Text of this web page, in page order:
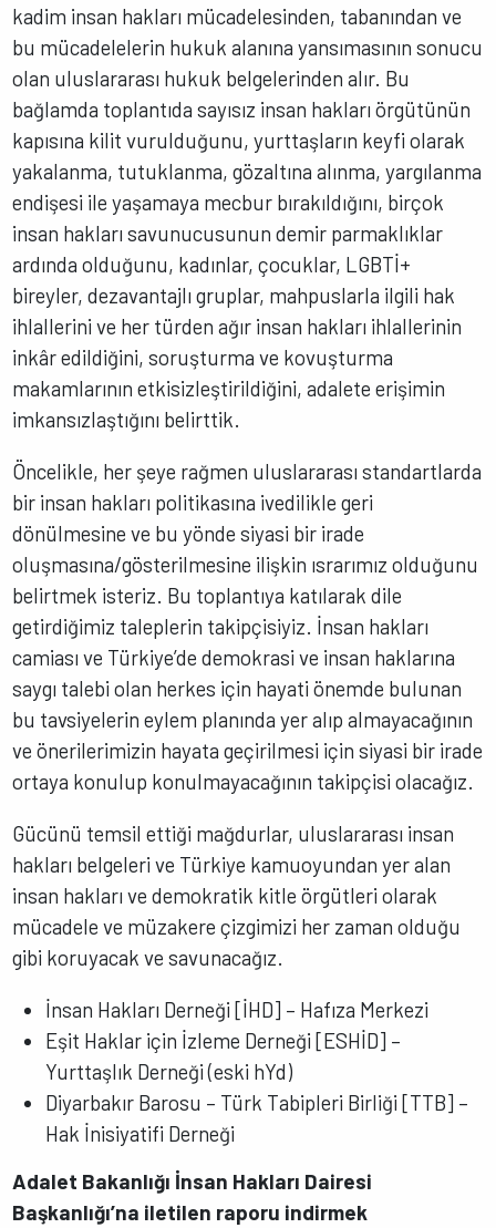
kadim insan hakları mücadelesinden, tabanından ve
bu mücadelelerin hukuk alanına yansımasının sonucu
olan uluslararası hukuk belgelerinden alır. Bu
bağlamda toplantıda sayısız insan hakları örgütünün
kapısına kilit vurulduğunu, yurttaşların keyfi olarak
yakalanma, tutuklanma, gözaltına alınma, yargılanma
endişesi ile yaşamaya mecbur bırakıldığını, birçok
insan hakları savunucusunun demir parmaklıklar
ardında olduğunu, kadınlar, çocuklar, LGBTİ+
bireyler, dezavantajlı gruplar, mahpuslarla ilgili hak
ihlallerini ve her türden ağır insan hakları ihlallerinin
inkâr edildiğini, soruşturma ve kovuşturma
makamlarının etkisizleştirildiğini, adalete erişimin
imkansızlaştığını belirttik.
Öncelikle, her şeye rağmen uluslararası standartlarda
bir insan hakları politikasına ivedilikle geri
dönülmesine ve bu yönde siyasi bir irade
oluşmasına/gösterilmesine ilişkin ısrarımız olduğunu
belirtmek isteriz. Bu toplantıya katılarak dile
getirdiğimiz taleplerin takipçisiyiz. İnsan hakları
camiası ve Türkiye’de demokrasi ve insan haklarına
saygı talebi olan herkes için hayati önemde bulunan
bu tavsiyelerin eylem planında yer alıp almayacağının
ve önerilerimizin hayata geçirilmesi için siyasi bir irade
ortaya konulup konulmayacağının takipçisi olacağız.
Gücünü temsil ettiği mağdurlar, uluslararası insan
hakları belgeleri ve Türkiye kamuoyundan yer alan
insan hakları ve demokratik kitle örgütleri olarak
mücadele ve müzakere çizgimizi her zaman olduğu
gibi koruyacak ve savunacağız.
İnsan Hakları Derneği [İHD] – Hafıza Merkezi
Eşit Haklar için İzleme Derneği [ESHİD] –
Yurttaşlık Derneği (eski hYd)
Diyarbakır Barosu – Türk Tabipleri Birliği [TTB] –
Hak İnisiyatifi Derneği
Adalet Bakanlığı İnsan Hakları Dairesi
Başkanlığı’na iletilen raporu indirmek